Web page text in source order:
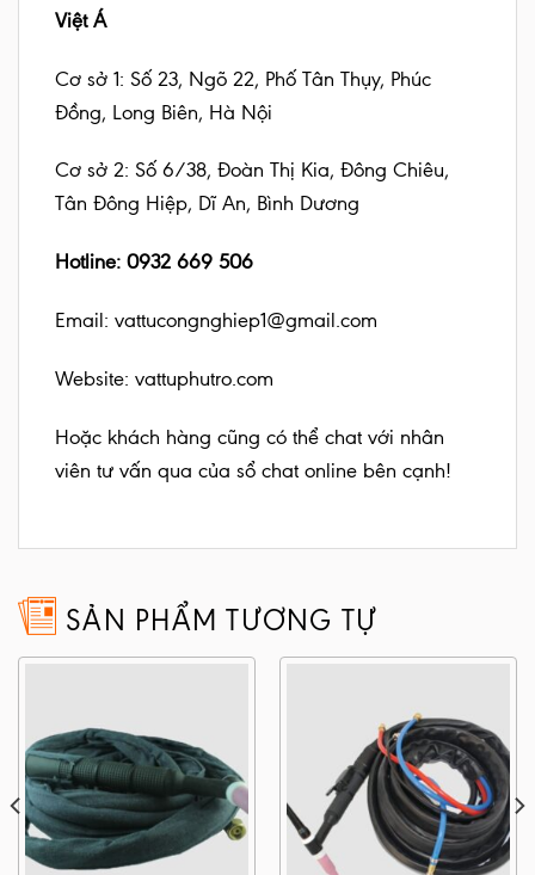
Việt Á
Cơ sở 1: Số 23, Ngõ 22, Phố Tân Thụy, Phúc
Đồng, Long Biên, Hà Nội
Cơ sở 2: Số 6/38, Đoàn Thị Kia, Đông Chiêu,
Tân Đông Hiệp, Dĩ An, Bình Dương
Hotline: 0932 669 506
Email: vattucongnghiep1@gmail.com
Website: vattuphutro.com
Hoặc khách hàng cũng có thể chat với nhân
viên tư vấn qua của sổ chat online bên cạnh!
SẢN PHẨM TƯƠNG TỰ